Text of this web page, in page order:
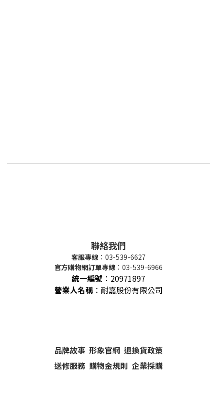
聯絡我們
客服專線 ：03-539-6627
官方購物網訂單專線 ：03-539-6966
統一編號 ： 20971897
營業人名稱 ：耐嘉股份有限公司
品牌故事 形象官網 退換貨政策
送修服務 購物金規則 企業採購